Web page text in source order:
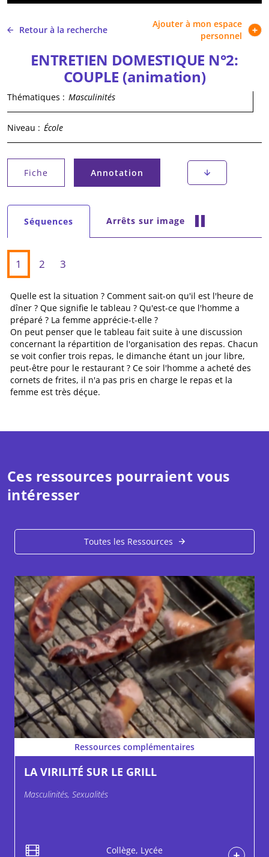
Retour à la recherche
Ajouter à mon espace
personnel
ENTRETIEN DOMESTIQUE N°2:
COUPLE (animation)
Thématiques : Masculinités
Niveau : École
Onglets principaux
Fiche Annotation
(onglet actif)
Onglets secondaires
Séquences
(onglet actif) Arrêts sur image
1 2 3
Quelle est la situation ? Comment sait-on qu'il est l'heure de
dîner ? Que signifie le tableau ? Qu'est-ce que l'homme a
préparé ? La femme apprécie-t-elle ?
On peut penser que le tableau fait suite à une discussion
concernant la répartition de l'organisation des repas. Chacun
se voit confier trois repas, le dimanche étant un jour libre,
peut-être pour le restaurant ? Ce soir l'homme a acheté des
cornets de frites, il n'a pas pris en charge le repas et la
femme est très déçue.
Ces ressources pourraient vous
intéresser
Toutes les Ressources
Ressources complémentaires
LA VIRILITÉ SUR LE GRILL
Masculinités, Sexualités
Collège, Lycée